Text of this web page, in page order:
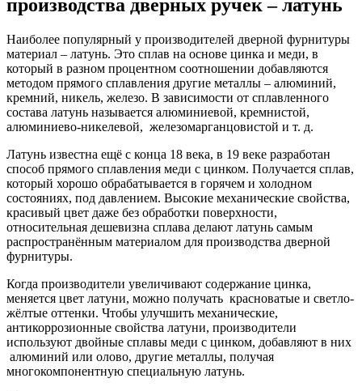
производства дверных ручек – латунь
Наиболее популярный у производителей дверной фурнитуры
материал – латунь. Это сплав на основе цинка и меди, в
который в разном процентном соотношении добавляются
методом прямого сплавления другие металлы – алюминий,
кремний, никель, железо. В зависимости от сплавленного
состава латунь называется алюминиевой, кремнистой,
алюминиево-никелевой, железомарганцовистой и т. д.
Латунь известна ещё с конца 18 века, в 19 веке разработан
способ прямого сплавления меди с цинком. Получается сплав,
который хорошо обрабатывается в горячем и холодном
состояниях, под давлением. Высокие механические свойства,
красивый цвет даже без обработки поверхности,
относительная дешевизна сплава делают латунь самым
распространённым материалом для производства дверной
фурнитуры.
Когда производители увеличивают содержание цинка,
меняется цвет латуни, можно получать красноватые и светло-
жёлтые оттенки. Чтобы улучшить механические,
антикоррозионные свойства латуни, производители
используют двойные сплавы меди с цинком, добавляют в них
алюминий или олово, другие металлы, получая
многокомпонентную специальную латунь.